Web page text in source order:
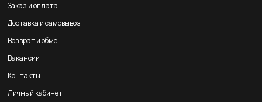
Заказ и оплата
Доставка и самовывоз
Возврат и обмен
Вакансии
Контакты
Личный кабинет